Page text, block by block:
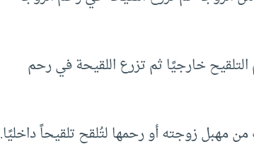
خارجيًا ثم تزرع اللقيحة في رحم
مهبل زوجته أو رحمها لتُلقح تلقيحاً داخليًا.